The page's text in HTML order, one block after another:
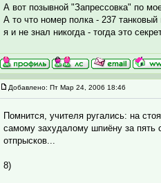
А вот позывной "Запрессовка" по
А то что номер полка - 237 танковый
я и не знал никогда - тогда это
Добавлено: Пт Мар 24, 2006 18:46
Помнится, учителя ругались: на
самому захудалому шпиёну за пять
отпрысков...
8)